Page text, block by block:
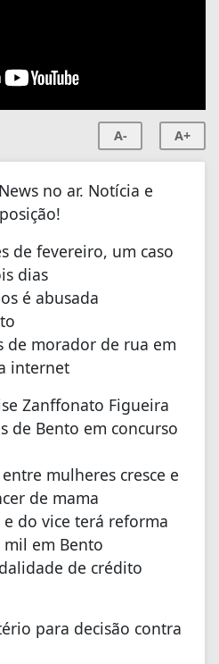
A- A+
no ar. Notícia e
de fevereiro, um caso
dias
é abusada
de morador de rua em
internet
Zanffonato Figueira
de Bento em concurso
mulheres cresce e
de mama
do vice terá reforma
mil em Bento
de crédito
para decisão contra